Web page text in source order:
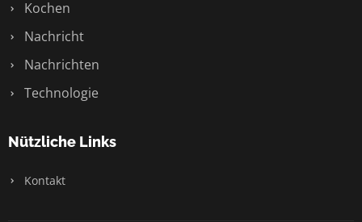
Kochen
Nachricht
Nachrichten
Technologie
Nützliche Links
Kontakt